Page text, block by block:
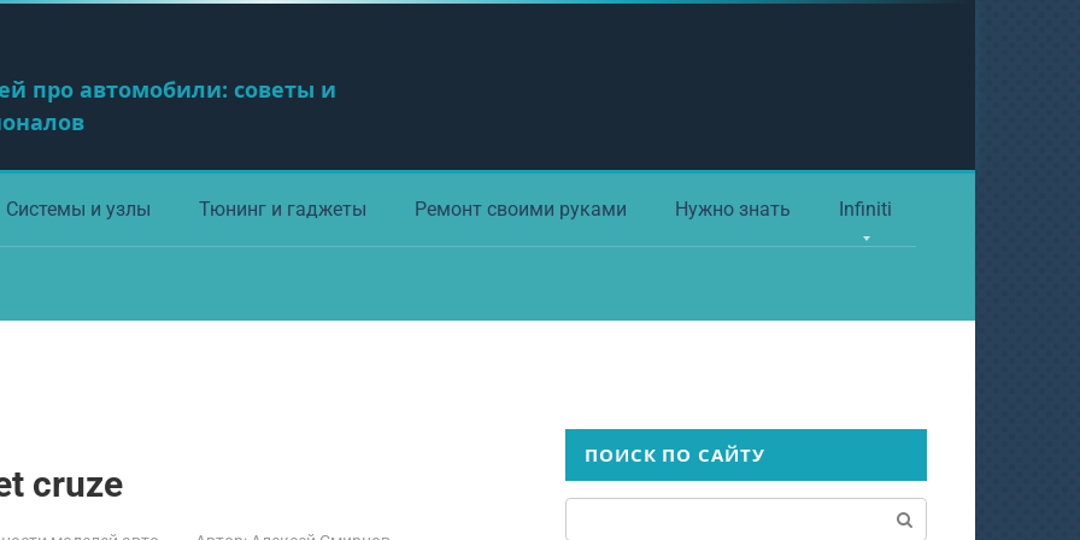
про автомобили: советы и
Системы и узлы Тюнинг и гаджеты Ремонт своими руками Нужно знать Infiniti
cruze
ПОИСК ПО САЙТУ